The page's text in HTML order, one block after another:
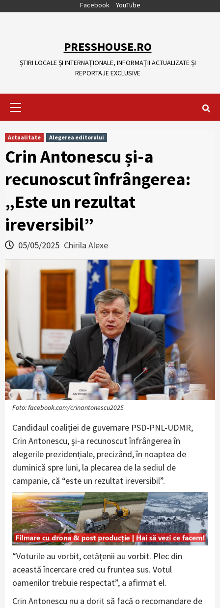
Facebook YouTube
PRESSHOUSE.RO
ȘTIRI LOCALE ȘI INTERNAȚIONALE, INFORMAȚII ACTUALIZATE ȘI
REPORTAJE EXCLUSIVE
Actualitate Alegerea editorului
Crin Antonescu și-a
recunoscut înfrângerea:
„Este un rezultat
ireversibil”
05/05/2025 Chirila Alexe
Foto: facebook.com/crinantonescu2025
Candidaul coaliției de guvernare PSD-PNL-UDMR,
Crin Antonescu, și-a recunoscut înfrângerea în
alegerile prezidențiale, precizând, în noaptea de
duminică spre luni, la plecarea de la sediul de
campanie, că “este un rezultat ireversibil”.
“Voturile au vorbit, cetățenii au vorbit. Plec din
această încercare cred cu fruntea sus. Votul
oamenilor trebuie respectat”, a afirmat el.
Crin Antonescu nu a dorit să facă o recomandare de